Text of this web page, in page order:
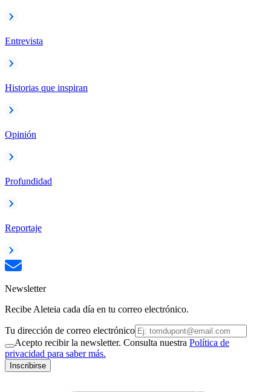
Entrevista
Historias que inspiran
Opinión
Profundidad
Reportaje
Newsletter
Recibe Aleteia cada día en tu correo electrónico.
Tu dirección de correo electrónico
Acepto recibir la newsletter. Consulta nuestra Política de
privacidad para saber más.
Inscribirse